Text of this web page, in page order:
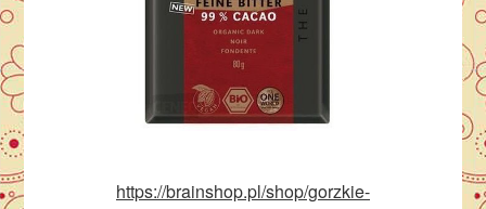
https://brainshop.pl/shop/gorzkie-